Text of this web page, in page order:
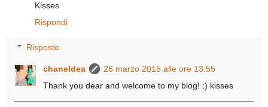
Kisses
Rispondi
Risposte
chaneldea
26 marzo 2015 alle ore 13:55
Thank you dear and welcome to my blog! :) kisses